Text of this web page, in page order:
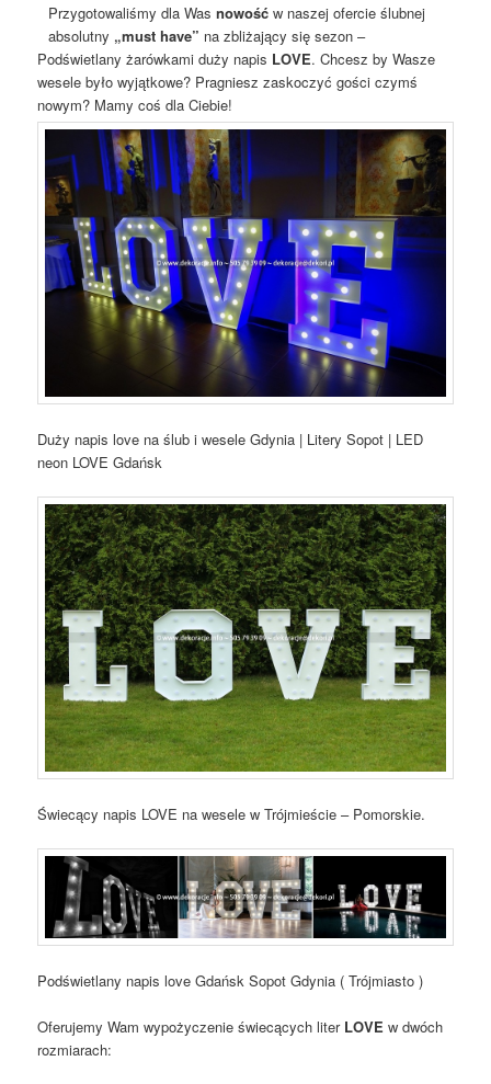
Przygotowaliśmy dla Wasnowość w naszej ofercie ślubnej
absolutny „must have” na zbliżający się sezon –
Podświetlany żarówkami duży napis LOVE. Chcesz by Wasze
wesele było wyjątkowe? Pragniesz zaskoczyć gości czymś
nowym? Mamy coś dla Ciebie!
Duży napis love na ślub i wesele Gdynia | Litery Sopot | LED
neon LOVE Gdańsk
Świecący napis LOVE na wesele w Trójmieście – Pomorskie.
Podświetlany napis love Gdańsk Sopot Gdynia ( Trójmiasto )
Oferujemy Wam wypożyczenie świecących liter LOVE w dwóch
rozmiarach: